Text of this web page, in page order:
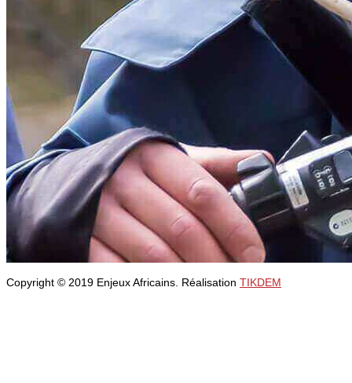
Copyright © 2019 Enjeux Africains. Réalisation TIKDEM